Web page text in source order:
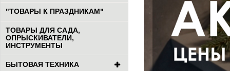
"ТОВАРЫ К ПРАЗДНИКАМ"
ТОВАРЫ ДЛЯ САДА,
ОПРЫСКИВАТЕЛИ,
ИНСТРУМЕНТЫ
БЫТОВАЯ ТЕХНИКА